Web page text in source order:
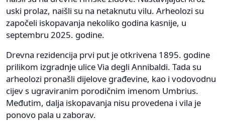
uski prolaz, naišli su na netaknutu vilu. Arheolozi su
započeli iskopavanja nekoliko godina kasnije, u
septembru 2025. godine.
Drevna rezidencija prvi put je otkrivena 1895. godine
prilikom izgradnje ulice Via degli Annibaldi. Tada su
arheolozi pronašli dijelove građevine, kao i vodovodnu
cijev s ugraviranim porodičnim imenom Umbrius.
Međutim, dalja iskopavanja nisu provedena i vila je
ponovo pala u zaborav.